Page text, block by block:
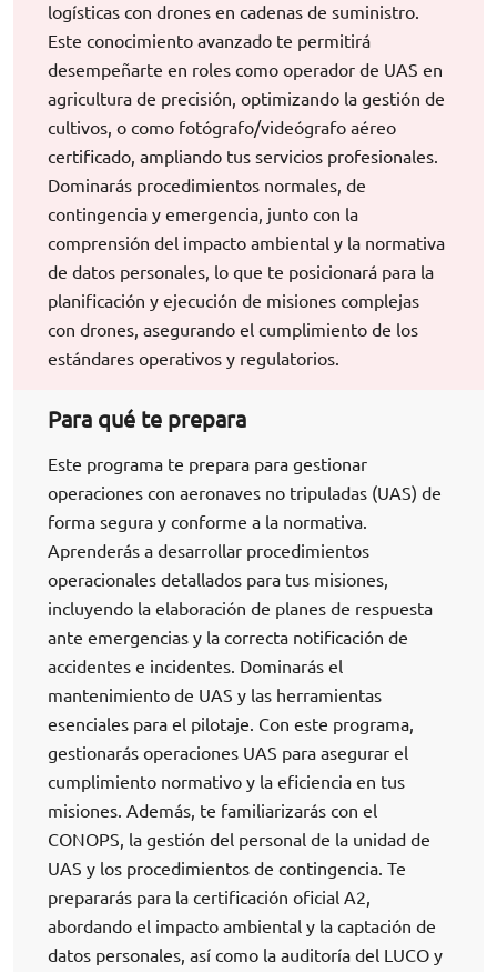
logísticas con drones en cadenas de suministro.
Este conocimiento avanzado te permitirá
desempeñarte en roles como operador de UAS en
agricultura de precisión, optimizando la gestión de
cultivos, o como fotógrafo/videógrafo aéreo
certificado, ampliando tus servicios profesionales.
Dominarás procedimientos normales, de
contingencia y emergencia, junto con la
comprensión del impacto ambiental y la normativa
de datos personales, lo que te posicionará para la
planificación y ejecución de misiones complejas
con drones, asegurando el cumplimiento de los
estándares operativos y regulatorios.
Para qué te prepara
Este programa te prepara para gestionar
operaciones con aeronaves no tripuladas (UAS) de
forma segura y conforme a la normativa.
Aprenderás a desarrollar procedimientos
operacionales detallados para tus misiones,
incluyendo la elaboración de planes de respuesta
ante emergencias y la correcta notificación de
accidentes e incidentes. Dominarás el
mantenimiento de UAS y las herramientas
esenciales para el pilotaje. Con este programa,
gestionarás operaciones UAS para asegurar el
cumplimiento normativo y la eficiencia en tus
misiones. Además, te familiarizarás con el
CONOPS, la gestión del personal de la unidad de
UAS y los procedimientos de contingencia. Te
prepararás para la certificación oficial A2,
abordando el impacto ambiental y la captación de
datos personales, así como la auditoría del LUCO y